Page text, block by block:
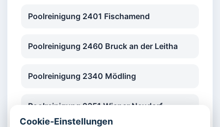
Poolreinigung 2401 Fischamend
Poolreinigung 2460 Bruck an der Leitha
Poolreinigung 2340 Mödling
Poolreinigung 2351 Wiener Neudorf
Cookie-Einstellungen